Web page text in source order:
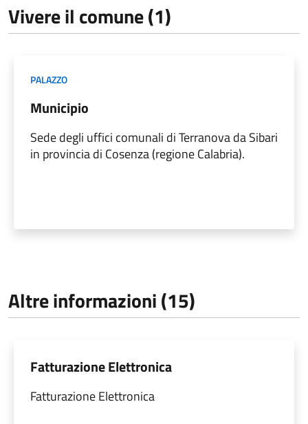
Vivere il comune (1)
PALAZZO
Municipio
Sede degli uffici comunali di Terranova da Sibari
in provincia di Cosenza (regione Calabria).
Altre informazioni (15)
Fatturazione Elettronica
Fatturazione Elettronica